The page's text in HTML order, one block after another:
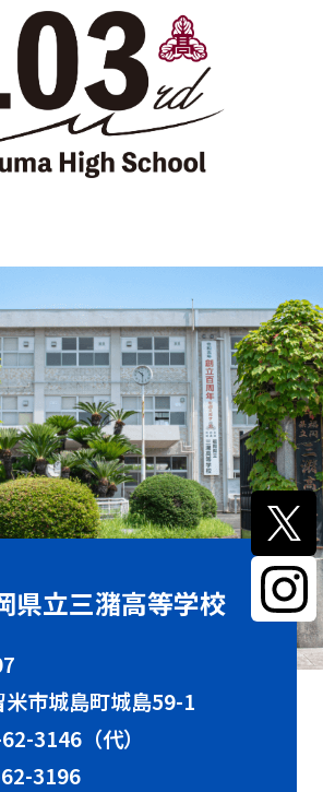
県立三潴高等学校
市城島町城島59-1
3146（代）
3196